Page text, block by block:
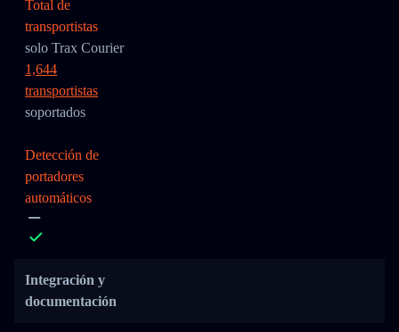
Total de
transportistas
solo Trax Courier
1,644
transportistas
soportados
Detección de
portadores
automáticos
Integración y
documentación